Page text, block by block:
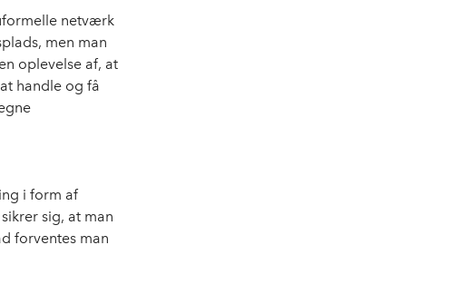
netværk
men man
oplevelse af, at
handle og få
i form af
sig, at man
forventes man